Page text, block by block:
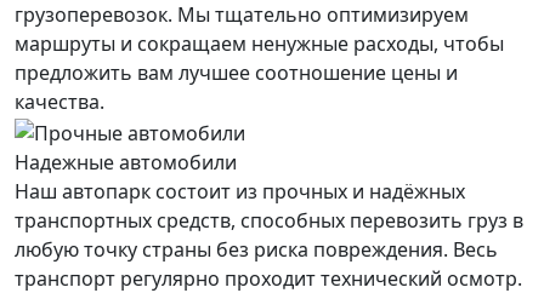
грузоперевозок. Мы тщательно оптимизируем
маршруты и сокращаем ненужные расходы, чтобы
предложить вам лучшее соотношение цены и
качества.
Надежные автомобили
Наш автопарк состоит из прочных и надёжных
транспортных средств, способных перевозить груз в
любую точку страны без риска повреждения. Весь
транспорт регулярно проходит технический осмотр.